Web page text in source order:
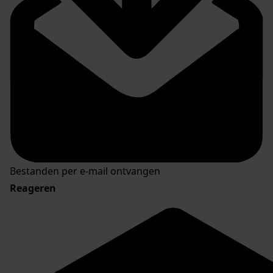
Bestanden per e-mail ontvangen
Reageren